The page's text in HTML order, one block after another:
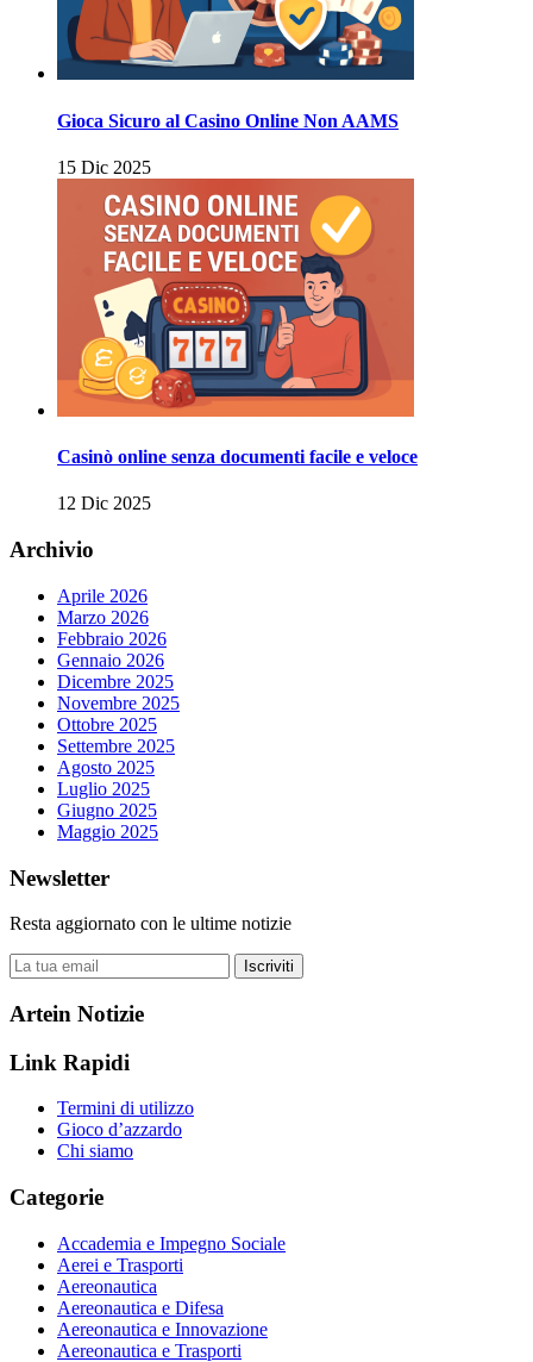
Gioca Sicuro al Casino Online Non AAMS
15 Dic 2025
Casinò online senza documenti facile e veloce
12 Dic 2025
Archivio
Aprile 2026
Marzo 2026
Febbraio 2026
Gennaio 2026
Dicembre 2025
Novembre 2025
Ottobre 2025
Settembre 2025
Agosto 2025
Luglio 2025
Giugno 2025
Maggio 2025
Newsletter
Resta aggiornato con le ultime notizie
Iscriviti
Artein Notizie
Link Rapidi
Termini di utilizzo
Gioco d’azzardo
Chi siamo
Categorie
Accademia e Impegno Sociale
Aerei e Trasporti
Aereonautica
Aereonautica e Difesa
Aereonautica e Innovazione
Aereonautica e Trasporti